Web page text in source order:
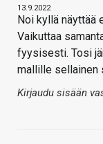
13.9.2022
Noi kyllä näyttää
Vaikuttaa
fyysisesti. Tosi
mallille sellainen
Kirjaudu sisään